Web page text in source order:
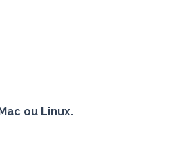
ou Linux.